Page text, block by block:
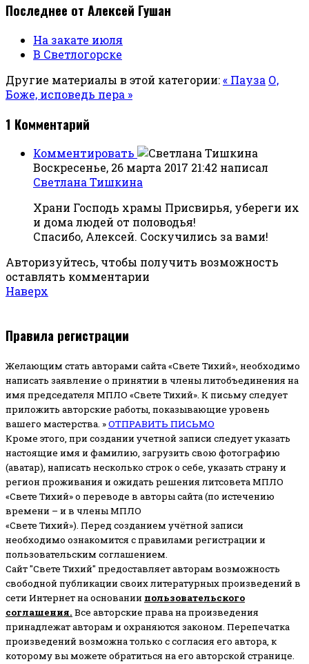
Последнее от Алексей Гушан
На закате июля
В Светлогорске
Другие материалы в этой категории:« Пауза О,
Боже, исповедь пера »
1 Комментарий
Комментировать
Воскресенье, 26 марта 2017 21:42 написал
Светлана Тишкина
Храни Господь храмы Присвирья, убереги их
и дома людей от половодья!
Спасибо, Алексей. Соскучились за вами!
Авторизуйтесь, чтобы получить возможность
оставлять комментарии
Наверх
Правила регистрации
Желающим стать авторами сайта «Свете Тихий», необходимо
написать заявление о принятии в члены литобъединения на
имя председателя МПЛО «Свете Тихий». К письму следует
приложить авторские работы, показывающие уровень
вашего мастерства. »ОТПРАВИТЬ ПИСЬМО
Кроме этого, при создании учетной записи следует указать
настоящие имя и фамилию, загрузить свою фотографию
(аватар), написать несколько строк о себе, указать страну и
регион проживания и ожидать решения литсовета МПЛО
«Свете Тихий» о переводе в авторы сайта (по истечению
времени – и в члены МПЛО
«Свете Тихий»). Перед созданием учётной записи
необходимо ознакомится с правилами регистрации и
пользовательским соглашением.
Сайт "Свете Тихий" предоставляет авторам возможность
свободной публикации своих литературных произведений в
сети Интернет на основании пользовательского
соглашения. Все авторские права на произведения
принадлежат авторам и охраняются законом. Перепечатка
произведений возможна только с согласия его автора, к
которому вы можете обратиться на его авторской странице.